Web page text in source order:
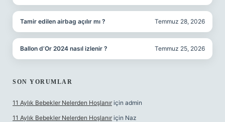
Tamir edilen airbag açılır mı ? Temmuz 28, 2026
Ballon d’Or 2024 nasıl izlenir ? Temmuz 25, 2026
SON YORUMLAR
11 Aylık Bebekler Nelerden Hoşlanır için admin
11 Aylık Bebekler Nelerden Hoşlanır için Naz